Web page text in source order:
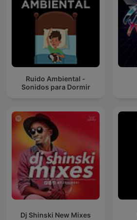
Ruido Ambiental -
Sonidos para Dormir
Dj Shinski New Mixes